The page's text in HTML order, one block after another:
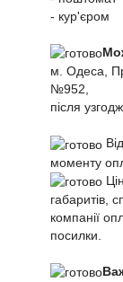
- кур'єром
м. Одеса,
№952,
після
моменту
габаритів,
компанії
посилки.